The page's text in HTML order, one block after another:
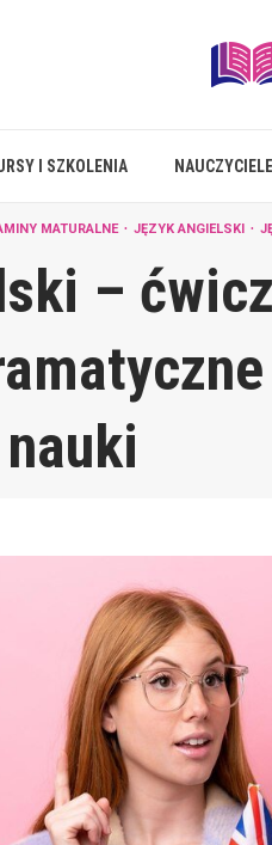
I SZKOLENIA NAUCZYCIELE
MATURALNE JĘZYK ANGIELSKI
–